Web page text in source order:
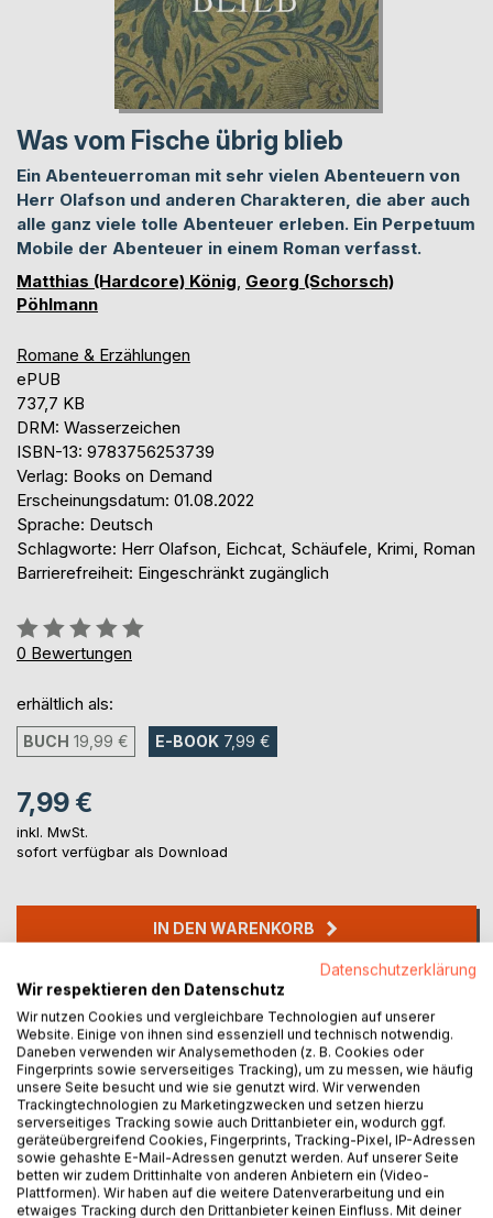
Was vom Fische übrig blieb
Ein Abenteuerroman mit sehr vielen Abenteuern von
Herr Olafson und anderen Charakteren, die aber auch
alle ganz viele tolle Abenteuer erleben. Ein Perpetuum
Mobile der Abenteuer in einem Roman verfasst.
Matthias (Hardcore) König Georg (Schorsch)
Pöhlmann
Romane & Erzählungen
ePUB
737,7 KB
DRM: Wasserzeichen
ISBN-13: 9783756253739
Verlag: Books on Demand
Erscheinungsdatum: 01.08.2022
Sprache: Deutsch
Schlagworte: Herr Olafson, Eichcat, Schäufele, Krimi, Roman
Barrierefreiheit: Eingeschränkt zugänglich
Bewertung::
0%
0 Bewertungen
erhältlich als:
BUCH 19,99 € E-BOOK 7,99 €
7,99 €
inkl. MwSt.
sofort verfügbar als Download
IN DEN WARENKORB
Auf die Merkliste
Titel bewerten
BESCHREIBUNG
Datenschutzerklärung
Wir respektieren den Datenschutz
Wir nutzen Cookies und vergleichbare Technologien auf unserer
Website. Einige von ihnen sind essenziell und technisch notwendig.
Daneben verwenden wir Analysemethoden (z. B. Cookies oder
Fingerprints sowie serverseitiges Tracking), um zu messen, wie häufig
unsere Seite besucht und wie sie genutzt wird. Wir verwenden
Trackingtechnologien zu Marketingzwecken und setzen hierzu
serverseitiges Tracking sowie auch Drittanbieter ein, wodurch ggf.
geräteübergreifend Cookies, Fingerprints, Tracking-Pixel, IP-Adressen
sowie gehashte E-Mail-Adressen genutzt werden. Auf unserer Seite
betten wir zudem Drittinhalte von anderen Anbietern ein (Video-
Plattformen). Wir haben auf die weitere Datenverarbeitung und ein
etwaiges Tracking durch den Drittanbieter keinen Einfluss. Mit deiner